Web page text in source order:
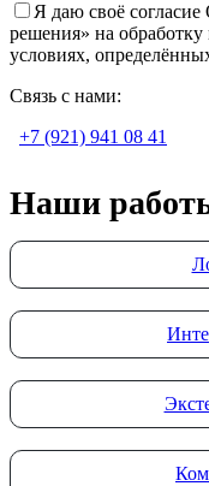
Я даю своё
решения» на
условиях,
Связь с нами:
+7 (921) 941 08 41
Наши